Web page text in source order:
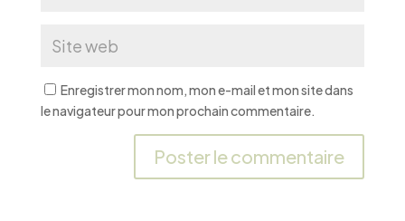
Enregistrer mon nom, mon e-mail et mon site dans
le navigateur pour mon prochain commentaire.